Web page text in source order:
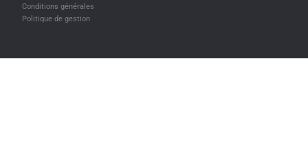
Conditions générales
Politique de gestion